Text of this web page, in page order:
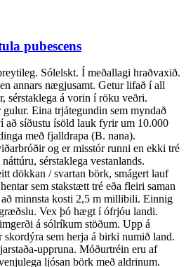
pubescens
Sólelskt. Í meðallagi hraðvaxið.
annars nægjusamt. Getur lifað í all
sérstaklega á vorin í röku veðri.
Eina trjátegundin sem myndað
að síðustu ísöld lauk fyrir um 10.000
með fjalldrapa (B. nana).
og er misstór runni en ekki tré
sérstaklega vestanlands.
dökkan / svartan börk, smágert lauf
sem stakstætt tré eða fleiri saman
minnsta kosti 2,5 m millibili. Einnig
Vex þó hægt í ófrjóu landi.
á sólríkum stöðum. Upp á
sem herja á birki numið land.
uppruna. Móðurtréin eru af
ljósan börk með aldrinum.